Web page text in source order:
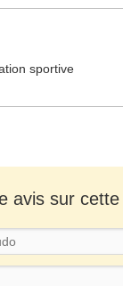
sportive
avis sur